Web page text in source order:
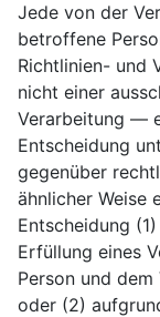
Jede von der
betroffene
Richtlinien- und
nicht einer
Verarbeitung —
Entscheidung
gegenüber
ähnlicher Weise
Entscheidung
Erfüllung eines
Person und
oder (2)